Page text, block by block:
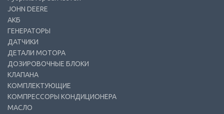
JOHN DEERE
АКБ
ГЕНЕРАТОРЫ
ДАТЧИКИ
ДЕТАЛИ МОТОРА
ДОЗИРОВОЧНЫЕ БЛОКИ
КЛАПАНА
КОМПЛЕКТУЮЩИЕ
КОМПРЕССОРЫ КОНДИЦИОНЕРА
МАСЛО